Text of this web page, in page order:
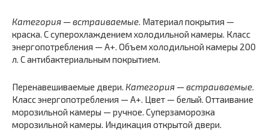
Категория — встраиваемые. Материал покрытия —
краска. С суперохлаждением холодильной камеры. Класс
энергопотребления — A+. Объем холодильной камеры 200
л. С антибактериальным покрытием.
Перенавешиваемые двери. Категория — встраиваемые.
Класс энергопотребления — A+. Цвет — белый. Оттаивание
морозильной камеры — ручное. Суперзаморозка
морозильной камеры. Индикация открытой двери.